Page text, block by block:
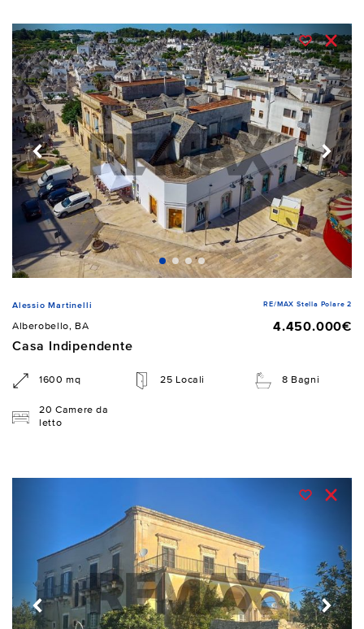
Alessio Martinelli RE/MAX Stella Polare 2
Alberobello, BA
4.450.000€
Casa Indipendente
1600 mq 25 Locali 8 Bagni
20 Camere da
letto